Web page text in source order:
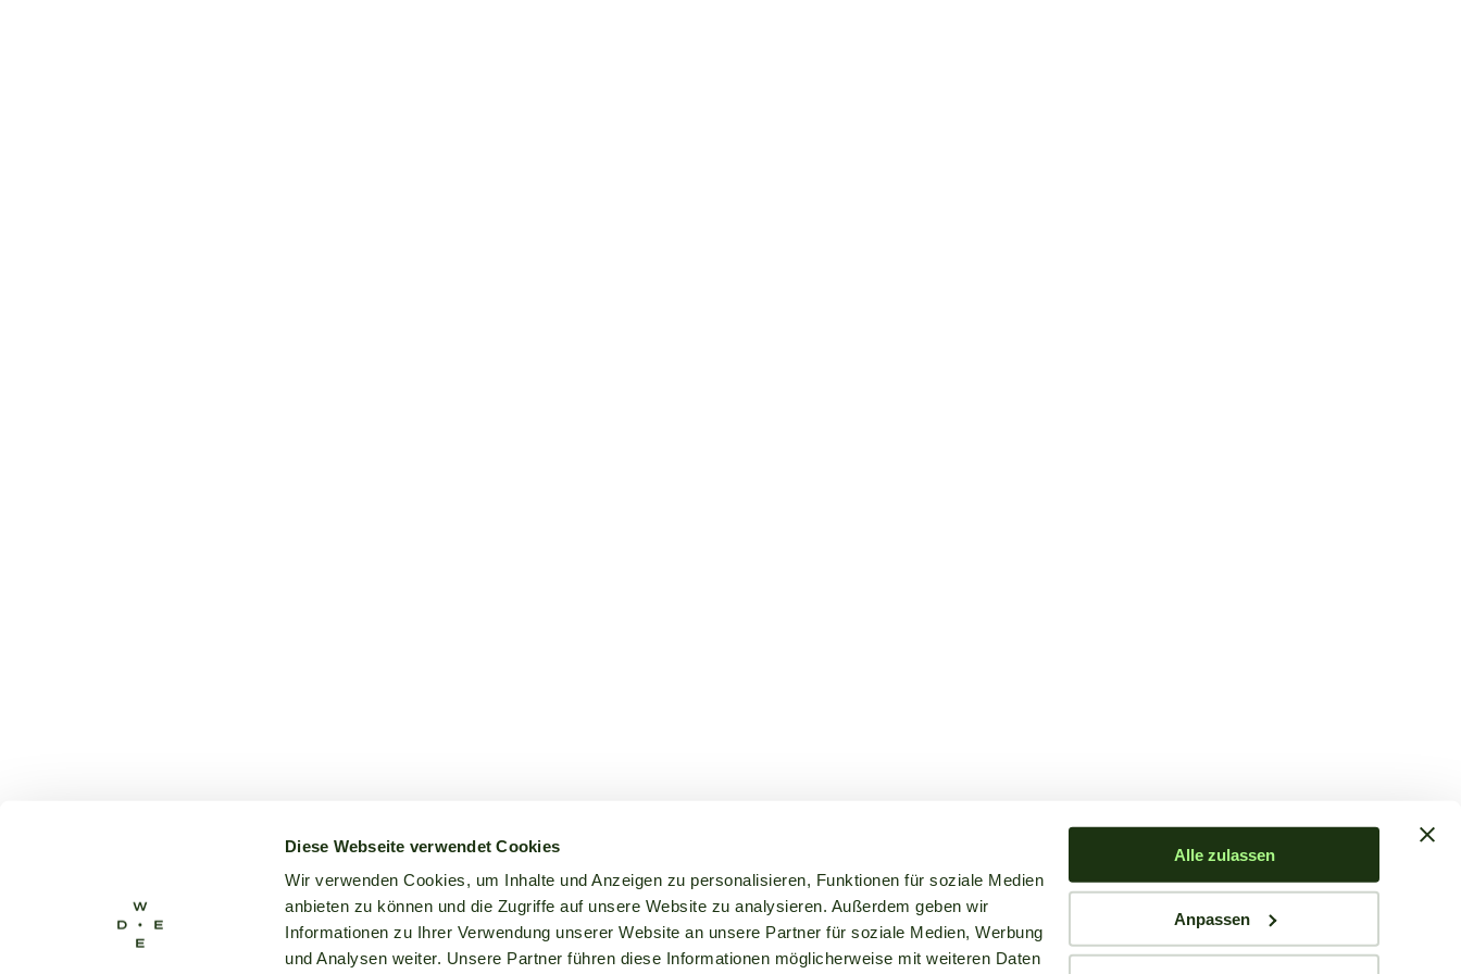
Diese Webseite verwendet Cookies
Wir verwenden Cookies, um Inhalte und Anzeigen zu personalisieren, Funktionen für soziale Medien
anbieten zu können und die Zugriffe auf unsere Website zu analysieren. Außerdem geben wir
Informationen zu Ihrer Verwendung unserer Website an unsere Partner für soziale Medien, Werbung
und Analysen weiter. Unsere Partner führen diese Informationen möglicherweise mit weiteren Daten
Alle zulassen
Anpassen